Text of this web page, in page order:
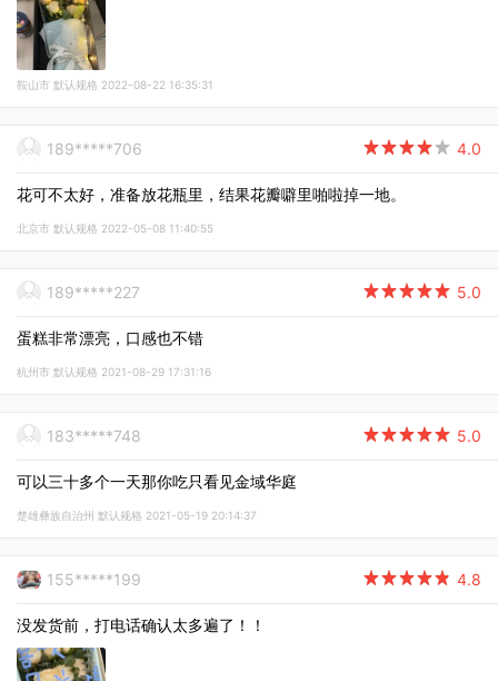
鞍山市 默认规格 2022-08-22 16:35:31
189*****706 4.0

花可不太好，准备放花瓶里，结果花瓣噼里啪啦掉一地。
北京市 默认规格 2022-05-08 11:40:55
189*****227 5.0

蛋糕非常漂亮，口感也不错
杭州市 默认规格 2021-08-29 17:31:16
183*****748 5.0

可以三十多个一天那你吃只看见金域华庭
楚雄彝族自治州 默认规格 2021-05-19 20:14:37
155*****199 4.8

没发货前，打电话确认太多遍了！！